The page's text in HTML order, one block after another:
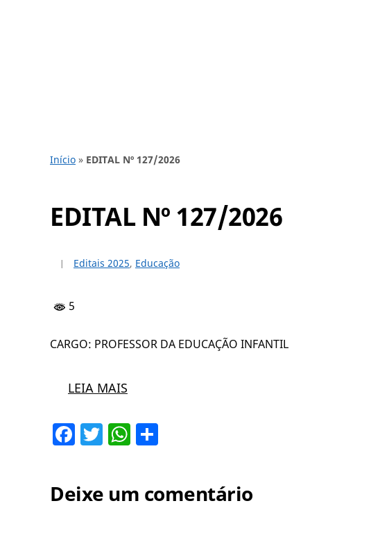
Início » EDITAL Nº 127/2026
EDITAL Nº 127/2026
Editais 2025, Educação
5
CARGO: PROFESSOR DA EDUCAÇÃO INFANTIL
LEIA MAIS
Facebook
TwitterWhatsApp
Deixe um comentário